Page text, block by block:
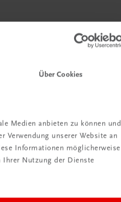
Über Cookies
Medien anbieten zu können und
Verwendung unserer Website an
Informationen möglicherweise
Ihrer Nutzung der Dienste